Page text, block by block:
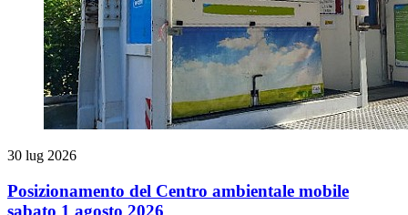
30 lug 2026
Posizionamento del Centro ambientale mobile
sabato 1 agosto 2026